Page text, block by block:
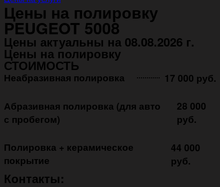
Цены на полировку
PEUGEOT 5008
Цены актуальны на 08.08.2026 г.
Цены на полировку
СТОИМОСТЬ
Неабразивная полировка ㅤㅤㅤㅤ ㅤㅤㅤㅤ ㅤㅤㅤ 17 000 руб.
Абразивная полировка (для авто
с пробегом)
28 000
руб.
Полировка + керамическое
покрытие ㅤㅤㅤㅤㅤ
44 000
руб.
Контакты: